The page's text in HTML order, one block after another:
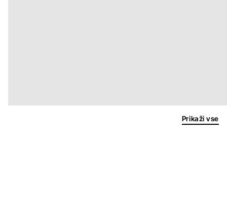
Prikaži vse